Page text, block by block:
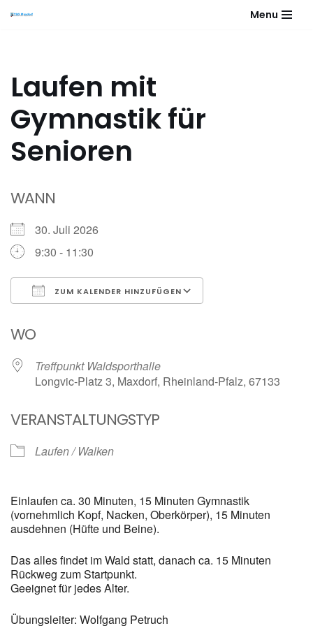
Menu
Laufen mit
Gymnastik für
Senioren
WANN
30. Juli 2026
9:30 - 11:30
ZUM KALENDER HINZUFÜGEN
WO
Treffpunkt Waldsporthalle
Longvic-Platz 3, Maxdorf, Rheinland-Pfalz, 67133
VERANSTALTUNGSTYP
Laufen / Walken
Einlaufen ca. 30 Minuten, 15 Minuten Gymnastik
(vornehmlich Kopf, Nacken, Oberkörper), 15 Minuten
ausdehnen (Hüfte und Beine).
Das alles findet im Wald statt, danach ca. 15 Minuten
Rückweg zum Startpunkt.
Geeignet für jedes Alter.
Übungsleiter: Wolfgang Petruch